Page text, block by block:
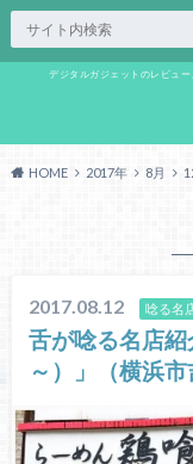
デジタルガジェットのレビュ
HOME 2017年 8月
2017.08.12 唸る名
舌が唸る名店
～）」（横浜市